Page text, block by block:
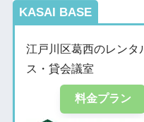
KASAI BASE
江戸川区葛西のレンタ
ス・貸会議室
料金プラン